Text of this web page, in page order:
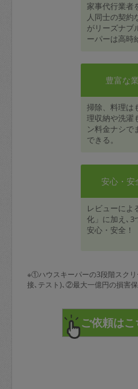
家事代行業者
人同士の契約
がリーズナブ
ーパーは高時
豊富な
掃除、料理は
理収納や洗濯
ン料金ナシで
できる。
安心・安
レビューによ
化」に加え､3
安心・安全！
※①ハウスキーパーの3段階スク
接､テスト)､②最大一億円の損害